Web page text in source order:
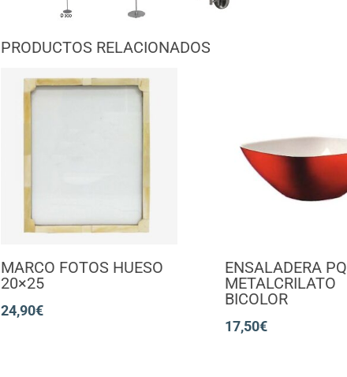
PRODUCTOS RELACIONADOS
MARCO FOTOS HUESO
20×25
24,90€
ENSALADERA PQ
METALCRILATO
BICOLOR
17,50€